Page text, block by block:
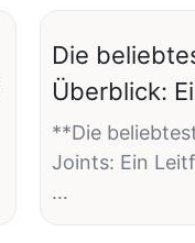
Die
Überblick:
Kenner
**Die
Joints: Ein
Wenn es um